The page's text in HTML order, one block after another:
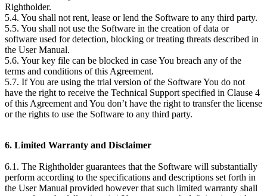
Rightholder.
5.4. You shall not rent, lease or lend the Software to any third party.
5.5. You shall not use the Software in the creation of data or
software used for detection, blocking or treating threats described in
the User Manual.
5.6. Your key file can be blocked in case You breach any of the
terms and conditions of this Agreement.
5.7. If You are using the trial version of the Software You do not
have the right to receive the Technical Support specified in Clause 4
of this Agreement and You don’t have the right to transfer the license
or the rights to use the Software to any third party.
6. Limited Warranty and Disclaimer
6.1. The Rightholder guarantees that the Software will substantially
perform according to the specifications and descriptions set forth in
the User Manual provided however that such limited warranty shall